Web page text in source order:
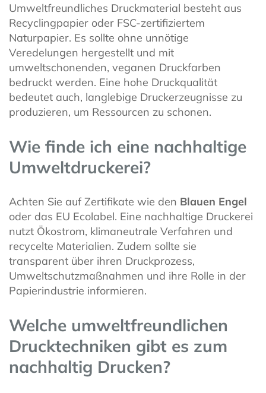
Umweltfreundliches Druckmaterial besteht aus
Recyclingpapier oder FSC-zertifiziertem
Naturpapier. Es sollte ohne unnötige
Veredelungen hergestellt und mit
umweltschonenden, veganen Druckfarben
bedruckt werden. Eine hohe Druckqualität
bedeutet auch, langlebige Druckerzeugnisse zu
produzieren, um Ressourcen zu schonen.
Wie finde ich eine nachhaltige
Umweltdruckerei?
Achten Sie auf Zertifikate wie den Blauen Engel
oder das EU Ecolabel. Eine nachhaltige Druckerei
nutzt Ökostrom, klimaneutrale Verfahren und
recycelte Materialien. Zudem sollte sie
transparent über ihren Druckprozess,
Umweltschutzmaßnahmen und ihre Rolle in der
Papierindustrie informieren.
Welche umweltfreundlichen
Drucktechniken gibt es zum
nachhaltig Drucken?